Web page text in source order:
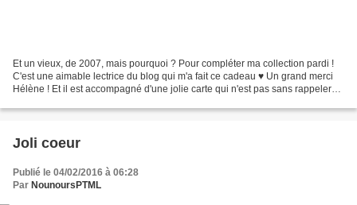
Et un vieux, de 2007, mais pourquoi ? Pour compléter ma collection pardi !
C'est une aimable lectrice du blog qui m'a fait ce cadeau ♥ Un grand merci
Hélène ! Et il est accompagné d'une jolie carte qui n'est pas sans rappeler
Joli coeur
Publié le 04/02/2016 à 06:28
Par NounoursPTML